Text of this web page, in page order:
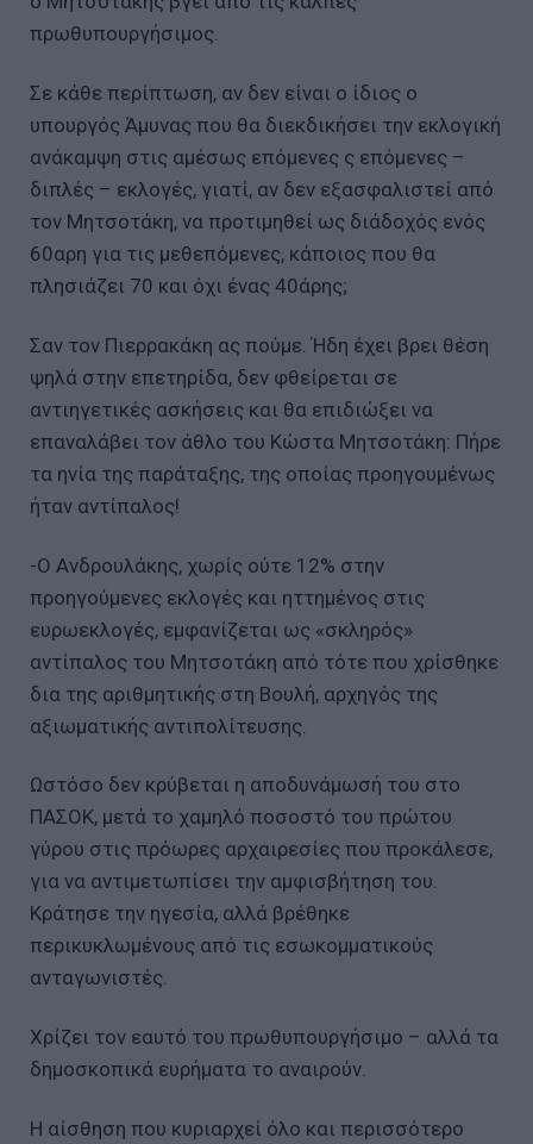
πρωθυπουργήσιμος.
Σε κάθε περίπτωση, αν δεν είναι ο ίδιος ο
υπουργός Άμυνας που θα διεκδικήσει την εκλογική
ανάκαμψη στις αμέσως επόμενες ς επόμενες –
διπλές – εκλογές, γιατί, αν δεν εξασφαλιστεί από
τον Μητσοτάκη, να προτιμηθεί ως διάδοχός ενός
60αρη για τις μεθεπόμενες, κάποιος που θα
πλησιάζει 70 και όχι ένας 40άρης;
Σαν τον Πιερρακάκη ας πούμε. Ήδη έχει βρει θέση
ψηλά στην επετηρίδα, δεν φθείρεται σε
αντιηγετικές ασκήσεις και θα επιδιώξει να
επαναλάβει τον άθλο του Κώστα Μητσοτάκη: Πήρε
τα ηνία της παράταξης, της οποίας προηγουμένως
ήταν αντίπαλος!
-Ο Ανδρουλάκης, χωρίς ούτε 12% στην
προηγούμενες εκλογές και ηττημένος στις
ευρωεκλογές, εμφανίζεται ως «σκληρός»
αντίπαλος του Μητσοτάκη από τότε που χρίσθηκε
δια της αριθμητικής στη Βουλή, αρχηγός της
αξιωματικής αντιπολίτευσης.
Ωστόσο δεν κρύβεται η αποδυνάμωσή του στο
ΠΑΣΟΚ, μετά το χαμηλό ποσοστό του πρώτου
γύρου στις πρόωρες αρχαιρεσίες που προκάλεσε,
για να αντιμετωπίσει την αμφισβήτηση του.
Κράτησε την ηγεσία, αλλά βρέθηκε
περικυκλωμένους από τις εσωκομματικούς
ανταγωνιστές.
Χρίζει τον εαυτό του πρωθυπουργήσιμο – αλλά τα
δημοσκοπικά ευρήματα το αναιρούν.
Η αίσθηση που κυριαρχεί όλο και περισσότερο